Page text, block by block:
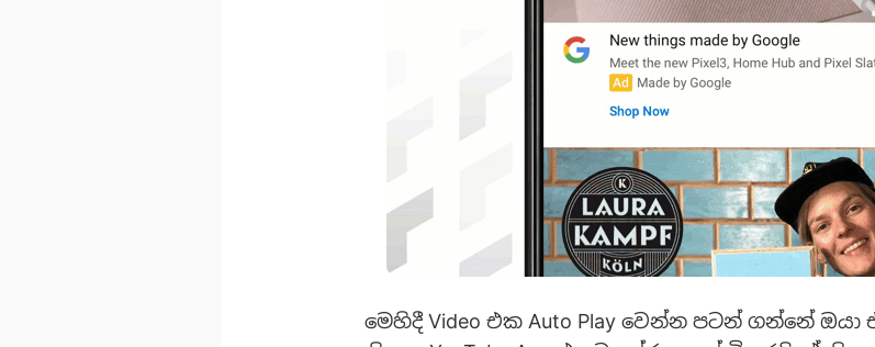
මෙහිදී Video එක Auto Play වෙන්න පටන් ගන්නේ ඔයා